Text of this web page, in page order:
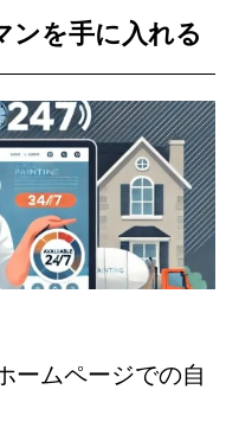
ンを手に入れる
ームページでの自